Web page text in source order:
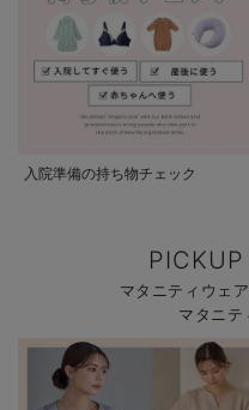
入院準備の持ち物チェック
マタニティウェ
マタニテ